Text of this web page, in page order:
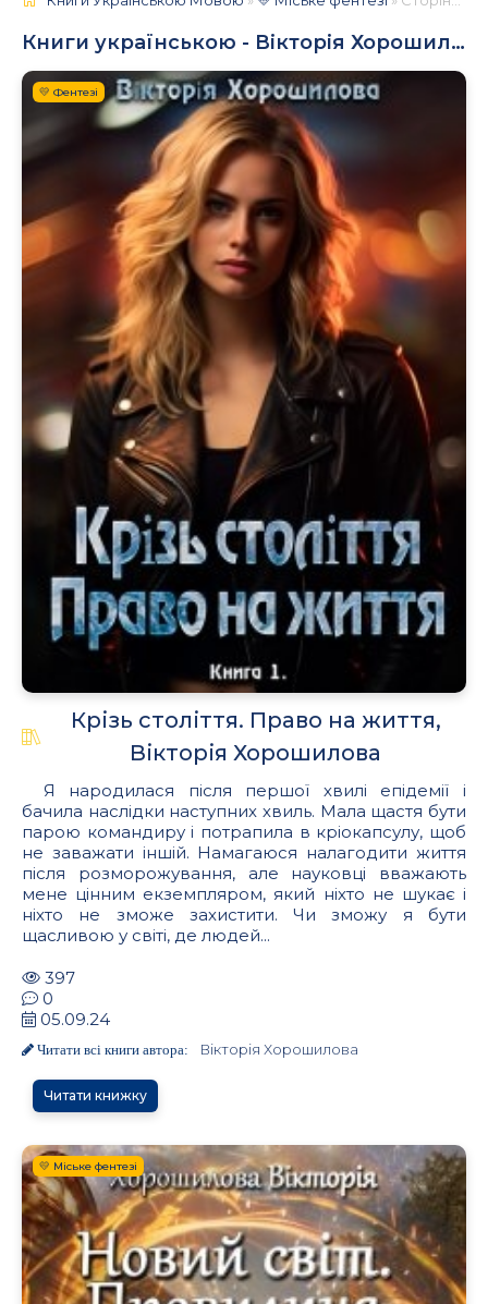
Книги українською - Вікторія Хорошилова
💛 Фентезі
Крізь століття. Право на життя,
Вікторія Хорошилова
Я народилася після першої хвилі епідемії і
бачила наслідки наступних хвиль. Мала щастя бути
парою командиру і потрапила в кріокапсулу, щоб
не заважати іншій. Намагаюся налагодити життя
після розморожування, але науковці вважають
мене цінним екземпляром, який ніхто не шукає і
ніхто не зможе захистити. Чи зможу я бути
щасливою у світі, де людей...
397
0
05.09.24
Читати всі книги автора: Вікторія Хорошилова
Читати книжку
💛 Міське фентезі